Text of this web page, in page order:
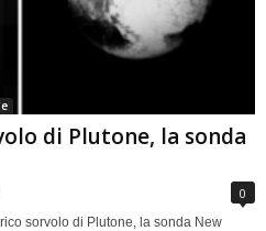
di Plutone, la sonda
0
sorvolo di Plutone, la sonda New